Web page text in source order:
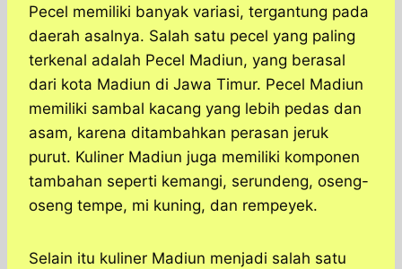
Pecel memiliki banyak variasi, tergantung pada
daerah asalnya. Salah satu pecel yang paling
terkenal adalah Pecel Madiun, yang berasal
dari kota Madiun di Jawa Timur. Pecel Madiun
memiliki sambal kacang yang lebih pedas dan
asam, karena ditambahkan perasan jeruk
purut. Kuliner Madiun juga memiliki komponen
tambahan seperti kemangi, serundeng, oseng-
oseng tempe, mi kuning, dan rempeyek.
Selain itu kuliner Madiun menjadi salah satu